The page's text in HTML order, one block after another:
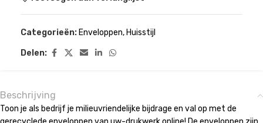
Categorieën: Enveloppen, Huisstijl
Delen:
Beschrijving
Toon je als bedrijf je milieuvriendelijke bijdrage en val op met de